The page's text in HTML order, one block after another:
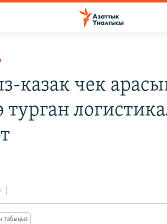
казак чек
турган
табыңыз